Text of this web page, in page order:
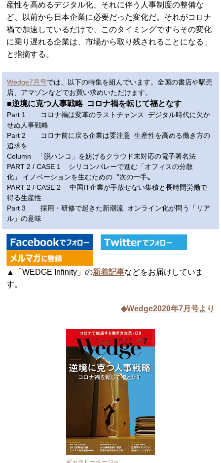
産性を高めるデジタル化、それに伴う人事制度の整備な
ど、以前から日本企業に必要だった変化だ。それがコロナ
禍で加速しているだけで、このタイミングですらその変化
に乗り遅れる企業は、市場から取り残されることになる」
と指摘する。
Wedge7月号では、以下の特集を組んでいます。全国の書店や駅売
店、アマゾンなどでお買い求めいただけます。
■逆境に克つ人事戦略 コロナ禍を転じて福となす
Part 1 コロナ禍は変革のラストチャンス デジタル時代に欠か
せぬ人事戦略
Part 2 コロナ前に戻る企業は要注意 生産性を高める働き方の
追求を
Column 「脱ハンコ」を妨げるクラウド未対応の電子署名法
PART 2 / CASE 1 シリコンバレーで進む「オフィスの分散
化」 イノベーションを生むための〝次の一手〟
PART 2 / CASE 2 中国IT企業が手放せない集積と長時間労働で
得る生産性
Part 3 採用・研修で起きた新潮流 オンライン化が問う「リア
ル」の意味
▲「WEDGE Infinity」の新着記事などをお届けしていま
す。
◆Wedge2020年7月号より